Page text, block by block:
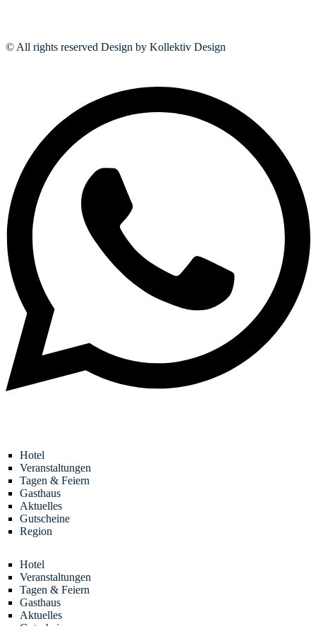
© All rights reserved Design by Kollektiv Design
Hotel
Veranstaltungen
Tagen & Feiern
Gasthaus
Aktuelles
Gutscheine
Region
Hotel
Veranstaltungen
Tagen & Feiern
Gasthaus
Aktuelles